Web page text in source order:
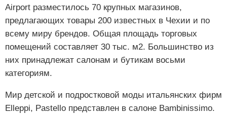
Airport разместилось 70 крупных магазинов,
предлагающих товары 200 известных в Чехии и по
всему миру брендов. Общая площадь торговых
помещений составляет 30 тыс. м2. Большинство из
них принадлежат салонам и бутикам восьми
категориям.
Мир детской и подростковой моды итальянских фирм
Elleppi, Pastello представлен в салоне Bambinissimo.